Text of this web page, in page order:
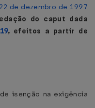
de dezembro de 1997
do caput dada
, efeitos a partir de
isenção na exigência